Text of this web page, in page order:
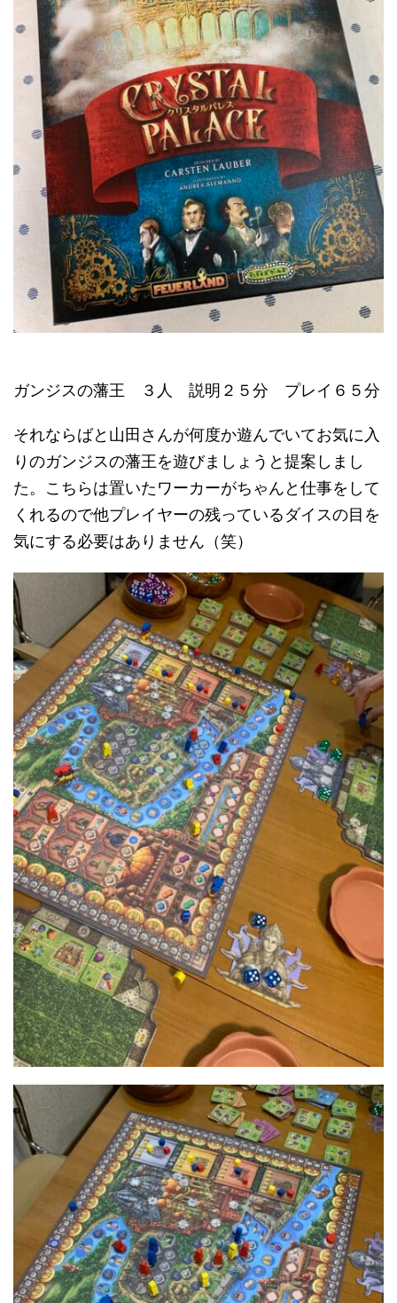
ガンジスの藩王 ３人 説明２５分 プレイ６５分
それならばと山田さんが何度か遊んでいてお気に入
りのガンジスの藩王を遊びましょうと提案しまし
た。こちらは置いたワーカーがちゃんと仕事をして
くれるので他プレイヤーの残っているダイスの目を
気にする必要はありません（笑）